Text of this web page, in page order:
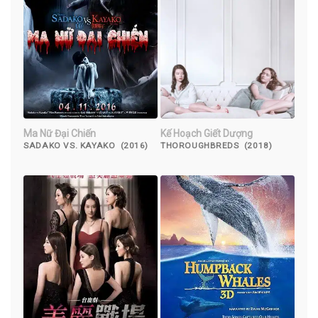
Ma Nữ Đại Chiến
SADAKO VS. KAYAKO (2016)
Kế Hoạch Giết Dượng
THOROUGHBREDS (2018)